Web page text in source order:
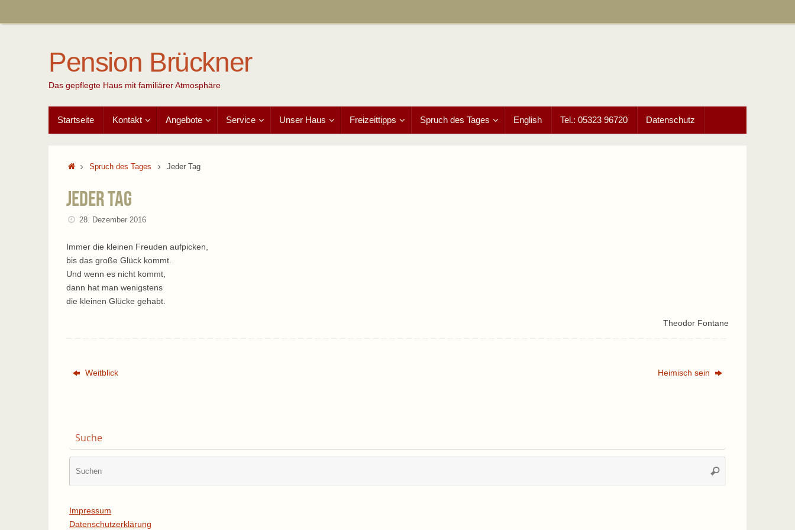
Pension Brückner
Das gepflegte Haus mit familiärer Atmosphäre
Inhalt
springen
Startseite Kontakt Angebote Service Unser Haus Freizeittipps Spruch des Tages English Tel.: 05323 96720 Datenschutz
StartSpruch des Tages Jeder Tag
Jeder Tag
28. Dezember 2016
Immer die kleinen Freuden aufpicken,
bis das große Glück kommt.
Und wenn es nicht kommt,
dann hat man wenigstens
die kleinen Glücke gehabt.
Theodor Fontane
Weitblick Heimisch sein
Suche
Suchen
Impressum
Datenschutzerklärung